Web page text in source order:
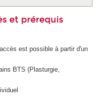
et prérequis
est possible à partir d'un
BTS (Plasturgie,